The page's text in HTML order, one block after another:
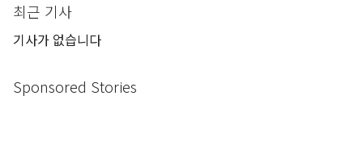
최근 기사
기사가 없습니다
Sponsored Stories